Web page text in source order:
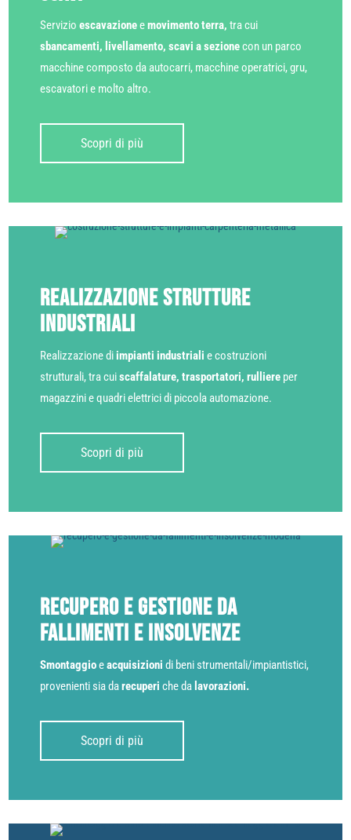
Servizioescavazioneemovimento terra, tra cui
sbancamenti, livellamento, scavi a sezionecon un parco
macchine composto da autocarri, macchine operatrici, gru,
escavatori e molto altro.
Scopri di più
Realizzazione strutture
industriali
Realizzazione diimpianti industriali e costruzioni
strutturali, tra cuiscaffalature, trasportatori, rulliere per
magazzini e quadri elettrici di piccola automazione.
Scopri di più
Recupero e gestione da
fallimenti e insolvenze
Smontaggioeacquisizioni di beni strumentali/impiantistici,
provenienti sia darecuperi che da lavorazioni.
Scopri di più